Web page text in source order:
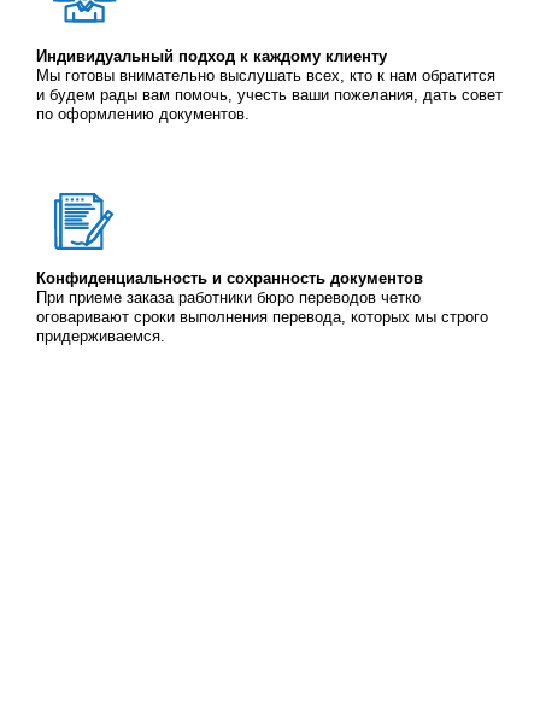
Индивидуальный подход к каждому клиенту
Мы готовы внимательно выслушать всех, кто к нам обратится
и будем рады вам помочь, учесть ваши пожелания, дать совет
по оформлению документов.
Конфиденциальность и сохранность документов
При приеме заказа работники бюро переводов четко
оговаривают сроки выполнения перевода, которых мы строго
придерживаемся.